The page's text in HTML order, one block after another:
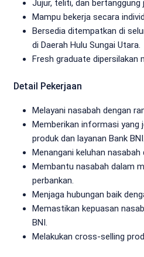
Jujur, teliti, dan bertanggung
Mampu bekerja secara
Bersedia ditempatkan di
di Daerah Hulu Sungai Utara.
Fresh graduate dipersilakan
Detail Pekerjaan
Melayani nasabah dengan
Memberikan informasi yang
produk dan layanan Bank BNI.
Menangani keluhan
Membantu nasabah dalam
perbankan.
Menjaga hubungan baik
Memastikan kepuasan
BNI.
Melakukan cross-selling